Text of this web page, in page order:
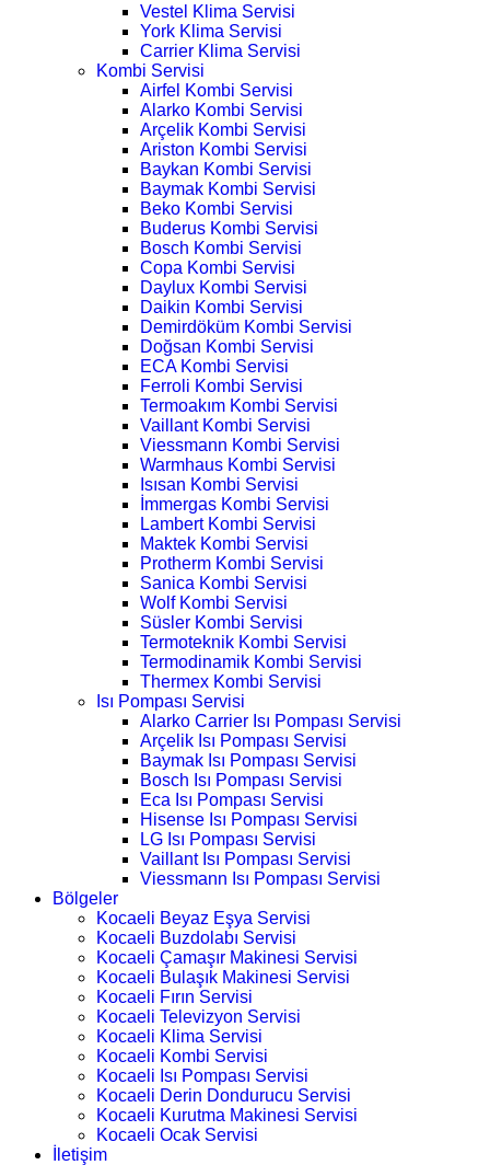
Vestel Klima Servisi
York Klima Servisi
Carrier Klima Servisi
Kombi Servisi
Airfel Kombi Servisi
Alarko Kombi Servisi
Arçelik Kombi Servisi
Ariston Kombi Servisi
Baykan Kombi Servisi
Baymak Kombi Servisi
Beko Kombi Servisi
Buderus Kombi Servisi
Bosch Kombi Servisi
Copa Kombi Servisi
Daylux Kombi Servisi
Daikin Kombi Servisi
Demirdöküm Kombi Servisi
Doğsan Kombi Servisi
ECA Kombi Servisi
Ferroli Kombi Servisi
Termoakım Kombi Servisi
Vaillant Kombi Servisi
Viessmann Kombi Servisi
Warmhaus Kombi Servisi
Isısan Kombi Servisi
İmmergas Kombi Servisi
Lambert Kombi Servisi
Maktek Kombi Servisi
Protherm Kombi Servisi
Sanica Kombi Servisi
Wolf Kombi Servisi
Süsler Kombi Servisi
Termoteknik Kombi Servisi
Termodinamik Kombi Servisi
Thermex Kombi Servisi
Isı Pompası Servisi
Alarko Carrier Isı Pompası Servisi
Arçelik Isı Pompası Servisi
Baymak Isı Pompası Servisi
Bosch Isı Pompası Servisi
Eca Isı Pompası Servisi
Hisense Isı Pompası Servisi
LG Isı Pompası Servisi
Vaillant Isı Pompası Servisi
Viessmann Isı Pompası Servisi
Bölgeler
Kocaeli Beyaz Eşya Servisi
Kocaeli Buzdolabı Servisi
Kocaeli Çamaşır Makinesi Servisi
Kocaeli Bulaşık Makinesi Servisi
Kocaeli Fırın Servisi
Kocaeli Televizyon Servisi
Kocaeli Klima Servisi
Kocaeli Kombi Servisi
Kocaeli Isı Pompası Servisi
Kocaeli Derin Dondurucu Servisi
Kocaeli Kurutma Makinesi Servisi
Kocaeli Ocak Servisi
İletişim